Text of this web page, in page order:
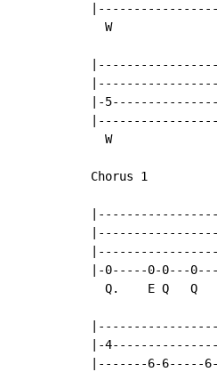
W
|-
W
Chorus 1
|-0-----0-0---
Q.    E Q   Q
|-
|-------6-6-----